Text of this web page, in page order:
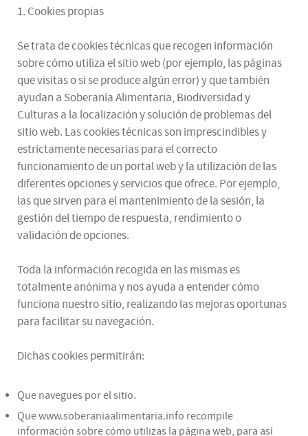
1. Cookies propias
Se trata de cookies técnicas que recogen información
sobre cómo utiliza el sitio web (por ejemplo, las páginas
que visitas o si se produce algún error) y que también
ayudan a Soberanía Alimentaria, Biodiversidad y
Culturas a la localización y solución de problemas del
sitio web. Las cookies técnicas son imprescindibles y
estrictamente necesarias para el correcto
funcionamiento de un portal web y la utilización de las
diferentes opciones y servicios que ofrece. Por ejemplo,
las que sirven para el mantenimiento de la sesión, la
gestión del tiempo de respuesta, rendimiento o
validación de opciones.
Toda la información recogida en las mismas es
totalmente anónima y nos ayuda a entender cómo
funciona nuestro sitio, realizando las mejoras oportunas
para facilitar su navegación.
Dichas cookies permitirán:
Que navegues por el sitio.
Que www.soberaniaalimentaria.info recompile
información sobre cómo utilizas la página web, para así